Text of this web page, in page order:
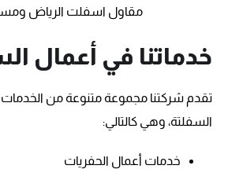
مقاول اسفلت الرياض
خدماتنا في أعمال
تقدم شركتنا مجموعة متنوعة من الخدمات
السفلتة، وهي كالتالي:
خدمات أعمال الحفريات